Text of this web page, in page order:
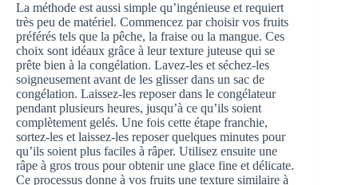
La méthode est aussi simple qu’ingénieuse et requiert
très peu de matériel. Commencez par choisir vos fruits
préférés tels que la pêche, la fraise ou la mangue. Ces
choix sont idéaux grâce à leur texture juteuse qui se
prête bien à la congélation. Lavez-les et séchez-les
soigneusement avant de les glisser dans un sac de
congélation. Laissez-les reposer dans le congélateur
pendant plusieurs heures, jusqu’à ce qu’ils soient
complètement gelés. Une fois cette étape franchie,
sortez-les et laissez-les reposer quelques minutes pour
qu’ils soient plus faciles à râper. Utilisez ensuite une
râpe à gros trous pour obtenir une glace fine et délicate.
Ce processus donne à vos fruits une texture similaire à